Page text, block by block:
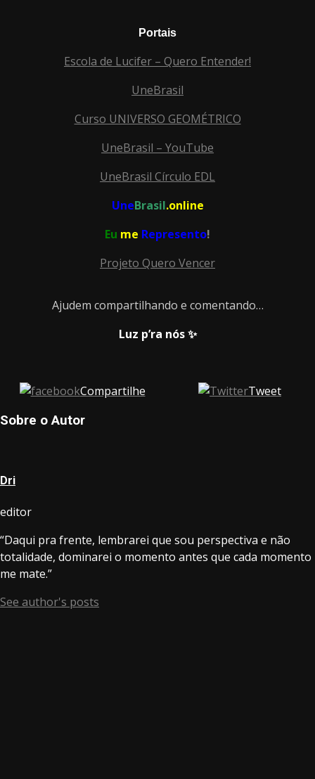
Portais
Escola de Lucifer – Quero Entender!
UneBrasil
Curso UNIVERSO GEOMÉTRICO
UneBrasil – YouTube
UneBrasil Círculo EDL
UneBrasil.online
Eu me Represento!
Projeto Quero Vencer
Ajudem compartilhando e comentando…
Luz p’ra nós ✨
Compartilhe
Tweet
Sobre o Autor
Dri
editor
“Daqui pra frente, lembrarei que sou perspectiva e não
totalidade, dominarei o momento antes que cada momento
me mate.”
See author's posts